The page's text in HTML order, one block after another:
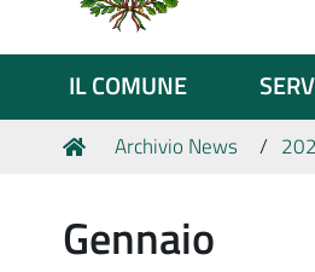
IL COMUNE
Tu
Home
Archivio News
Gennaio